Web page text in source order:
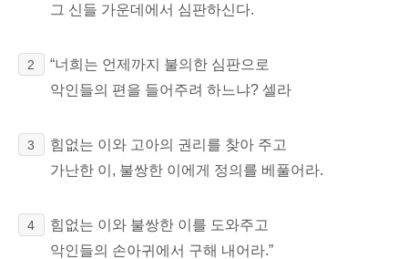
그 신들 가운데에서 심판하신다.
2
“너희는 언제까지 불의한 심판으로
악인들의 편을 들어주려 하느냐? 셀라
3
힘없는 이와 고아의 권리를 찾아 주고
가난한 이, 불쌍한 이에게 정의를 베풀어라.
4
힘없는 이와 불쌍한 이를 도와주고
악인들의 손아귀에서 구해 내어라.”